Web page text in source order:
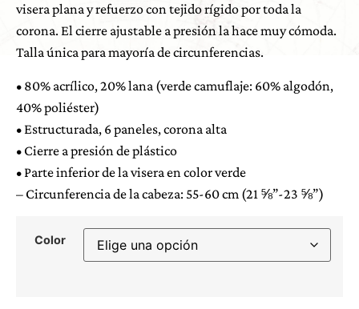
visera plana y refuerzo con tejido rígido por toda la
corona. El cierre ajustable a presión la hace muy cómoda.
Talla única para mayoría de circunferencias.
• 80% acrílico, 20% lana (verde camuflaje: 60% algodón,
40% poliéster)
• Estructurada, 6 paneles, corona alta
• Cierre a presión de plástico
• Parte inferior de la visera en color verde
– Circunferencia de la cabeza: 55-60 cm (21 ⅝”-23 ⅝”)
Color